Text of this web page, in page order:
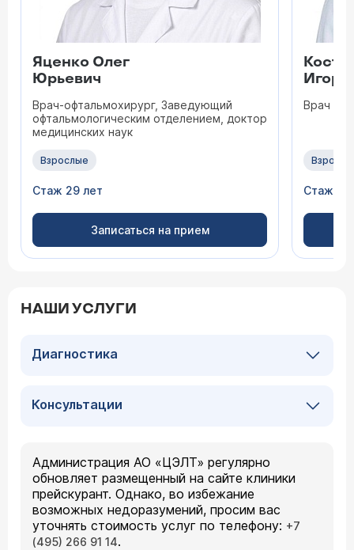
Яценко Олег
Юрьевич
Врач-офтальмохирург, Заведующий
офтальмологическим отделением, доктор
медицинских наук
Взрослые
Стаж 29 лет
Записаться на прием
Врач
Стаж 12
НАШИ УСЛУГИ
Диагностика
Консультации
Администрация АО «ЦЭЛТ» регулярно
обновляет размещенный на сайте клиники
прейскурант. Однако, во избежание
возможных недоразумений, просим вас
уточнять стоимость услуг по телефону: +7
(495) 266 91 14.